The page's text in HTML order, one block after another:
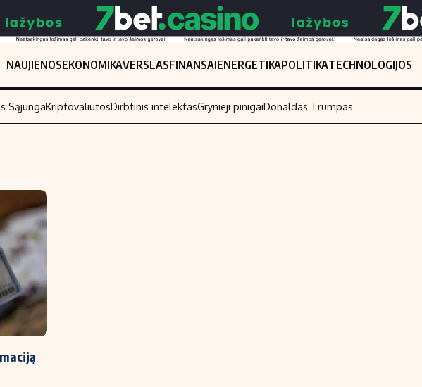
NAUJIENOSEKONOMIKAVERSLASFINANSAIENERGETIKAPOLITIKATECHNOLOGIJOS
SąjungaKriptovaliutosDirbtinis intelektasGrynieji pinigaiDonaldas Trumpas